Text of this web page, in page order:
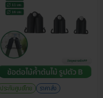
ประกันศูนย์ไทย
ราคาส่ง